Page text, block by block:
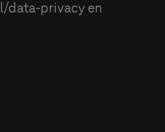
data-privacy en